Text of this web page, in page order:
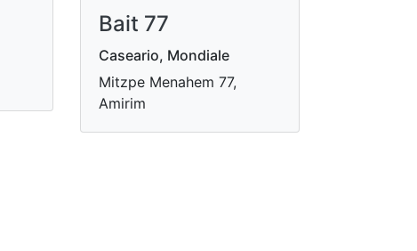
Bait 77
Caseario, Mondiale
Mitzpe Menahem 77,
Amirim